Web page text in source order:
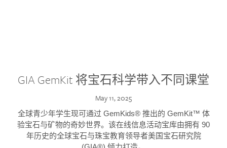
GIA GemKit 将宝石科学带入不同课堂
May 11, 2025
全球青少年学生现可通过 GemKids® 推出的 GemKit™ 体
验宝石与矿物的奇妙世界。该在线信息活动宝库由拥有 90
年历史的全球宝石与珠宝教育领导者美国宝石研究院